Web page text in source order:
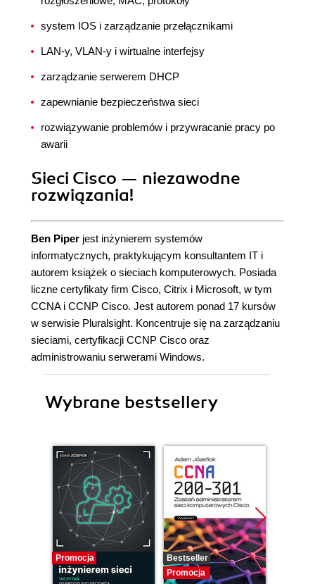
system IOS i zarządzanie przełącznikami
LAN-y, VLAN-y i wirtualne interfejsy
zarządzanie serwerem DHCP
zapewnianie bezpieczeństwa sieci
rozwiązywanie problemów i przywracanie pracy po
awarii
Sieci Cisco — niezawodne
rozwiązania!
Ben Piper jest inżynierem systemów
informatycznych, praktykującym konsultantem IT i
autorem książek o sieciach komputerowych. Posiada
liczne certyfikaty firm Cisco, Citrix i Microsoft, w tym
CCNA i CCNP Cisco. Jest autorem ponad 17 kursów
w serwisie Pluralsight. Koncentruje się na zarządzaniu
sieciami, certyfikacji CCNP Cisco oraz
administrowaniu serwerami Windows.
Wybrane bestsellery
Promocja
Bestseller
Promocja